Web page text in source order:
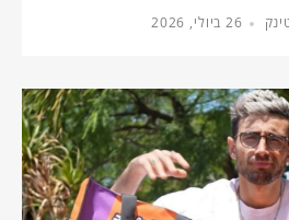
26 ביולי, 2026